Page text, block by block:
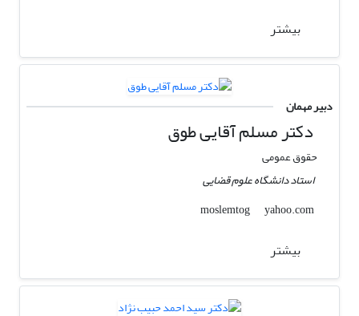
بیشتر
دبیر مهمان
دکتر مسلم آقایی طوق
حقوق عمومی
استاد دانشگاه علوم قضایی
moslemtog
yahoo.com
بیشتر